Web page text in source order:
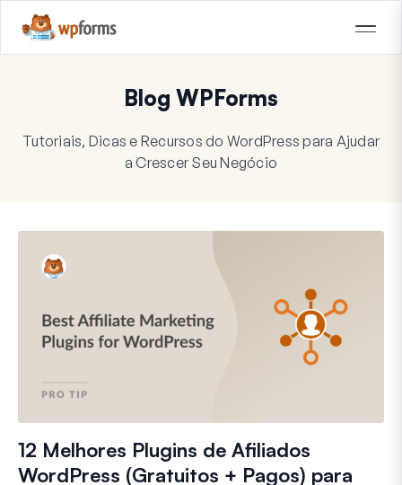
Blog WPForms
Tutoriais, Dicas e Recursos do WordPress para Ajudar
a Crescer Seu Negócio
12 Melhores Plugins de Afiliados
WordPress (Gratuitos + Pagos) para